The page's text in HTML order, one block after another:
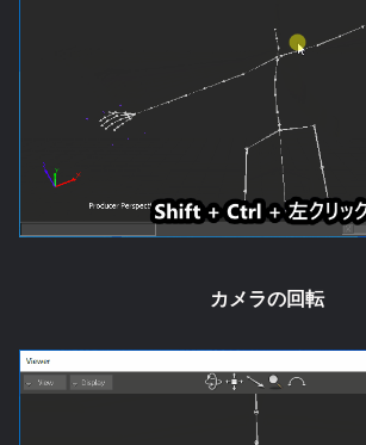
カメラの回転